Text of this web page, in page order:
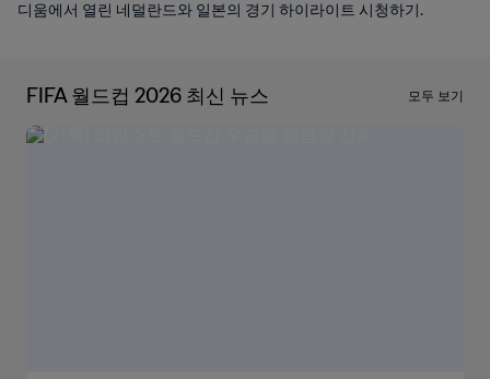
디움에서 열린 네덜란드와 일본의 경기 하이라이트 시청하기.
FIFA 월드컵 2026 최신 뉴스 모두 보기